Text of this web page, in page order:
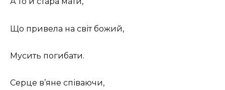
Що привела на світ божий,
Мусить погибати.
Серце в’яне співаючи,